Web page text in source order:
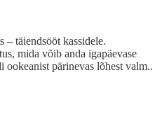
– täiendsööt kassidele.
mida võib anda igapäevase
ookeanist pärinevas lõhest valm..